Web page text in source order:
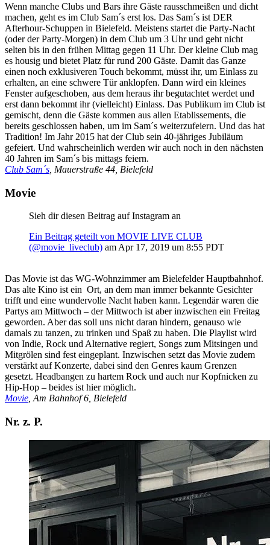
Wenn manche Clubs und Bars ihre Gäste rausschmeißen und dicht
machen, geht es im Club Sam´s erst los. Das Sam´s ist DER
Afterhour-Schuppen in Bielefeld. Meistens startet die Party-Nacht
(oder der Party-Morgen) in dem Club um 3 Uhr und geht nicht
selten bis in den frühen Mittag gegen 11 Uhr. Der kleine Club mag
es housig und bietet Platz für rund 200 Gäste. Damit das Ganze
einen noch exklusiveren Touch bekommt, müsst ihr, um Einlass zu
erhalten, an eine schwere Tür anklopfen. Dann wird ein kleines
Fenster aufgeschoben, aus dem heraus ihr begutachtet werdet und
erst dann bekommt ihr (vielleicht) Einlass. Das Publikum im Club ist
gemischt, denn die Gäste kommen aus allen Etablissements, die
bereits geschlossen haben, um im Sam´s weiterzufeiern. Und das hat
Tradition! Im Jahr 2015 hat der Club sein 40-jähriges Jubiläum
gefeiert. Und wahrscheinlich werden wir auch noch in den nächsten
40 Jahren im Sam´s bis mittags feiern.
Club Sam´s , Mauerstraße 44, Bielefeld
Movie
Sieh dir diesen Beitrag auf Instagram an
Ein Beitrag geteilt von MOVIE LIVE CLUB
(@movie_liveclub) am Apr 17, 2019 um 8:55 PDT
Das Movie ist das WG-Wohnzimmer am Bielefelder Hauptbahnhof.
Das alte Kino ist ein Ort, an dem man immer bekannte Gesichter
trifft und eine wundervolle Nacht haben kann. Legendär waren die
Partys am Mittwoch – der Mittwoch ist aber inzwischen ein Freitag
geworden. Aber das soll uns nicht daran hindern, genauso wie
damals zu tanzen, zu trinken und Spaß zu haben. Die Playlist wird
von Indie, Rock und Alternative regiert, Songs zum Mitsingen und
Mitgrölen sind fest eingeplant. Inzwischen setzt das Movie zudem
verstärkt auf Konzerte, dabei sind den Genres kaum Grenzen
gesetzt. Headbangen zu hartem Rock und auch nur Kopfnicken zu
Hip-Hop – beides ist hier möglich.
Movie , Am Bahnhof 6, Bielefeld
Nr. z. P.